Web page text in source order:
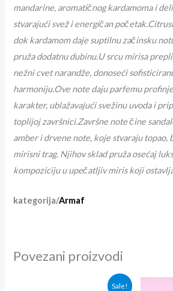
mandarine, aromatičnog kardamoma i
stvarajući svež i energičan
dok kardamom daje suptilnu začinsku
pruža dodatnu dubinu.U srcu mirisa
nežni cvet narandže, donoseći
harmoniju.Ove note daju parfemu
karakter, ublažavajući svežinu uvoda i
toplijoj završnici.Završne note čine
amber i drvene note, koje stvaraju topao,
mirisni trag. Njihov sklad pruža osećaj
kompoziciju u upečatljiv miris koji
kategorija/Armaf
Povezani proizvodi
Sale!
Trenutna